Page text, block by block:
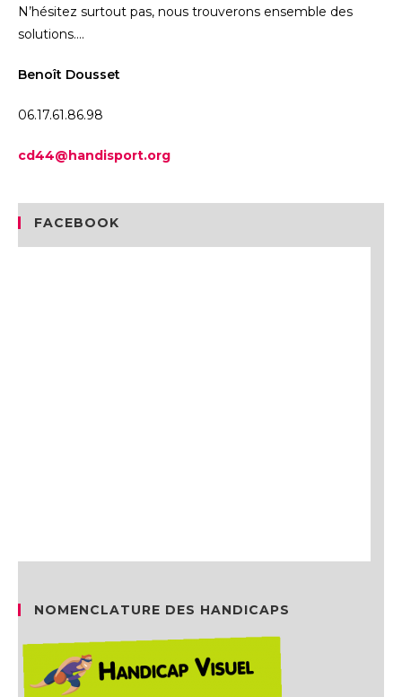
N’hésitez surtout pas, nous trouverons ensemble des
solutions….
Benoît Dousset
06.17.61.86.98
cd44@handisport.org
FACEBOOK
NOMENCLATURE DES HANDICAPS